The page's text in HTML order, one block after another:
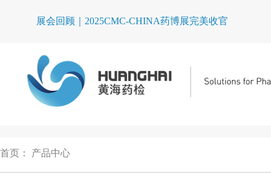
展会回顾｜2025CMC-CHINA药博展完美收官
首页 ： 产品中心